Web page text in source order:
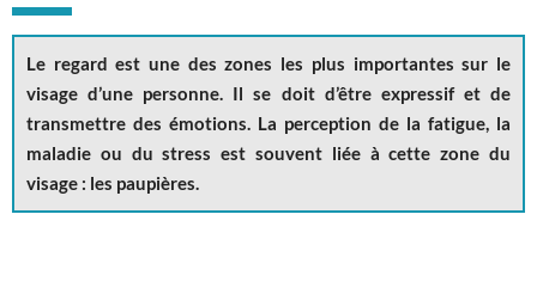
Le regard est une des zones les plus importantes sur le
visage d’une personne. Il se doit d’être expressif et de
transmettre des émotions. La perception de la fatigue, la
maladie ou du stress est souvent liée à cette zone du
visage : les paupières.